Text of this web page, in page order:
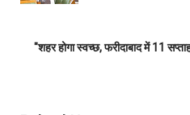
k
"शहर होगा स्वच्छ, फरीदाबाद में 11